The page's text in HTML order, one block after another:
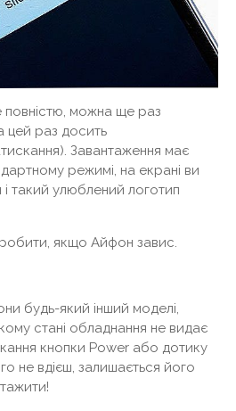
повністю, можна ще раз
цей раз досить
Завантаження має
режимі, на екрані ви
такий улюблений логотип
якщо Айфон завис.
будь-який інший моделі,
стані обладнання не видає
кнопки Power або дотику
не вдієш, залишається його